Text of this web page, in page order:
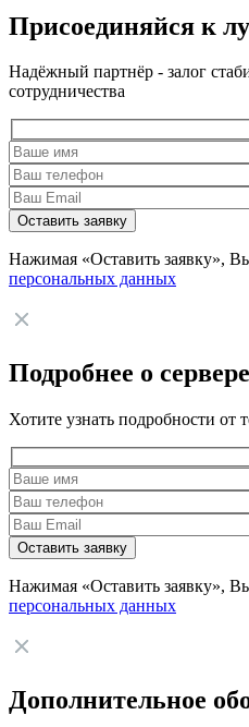
Присоединяйся к
Надёжный партнёр - залог
сотрудничества
Нажимая «Оставить заявку»,
персональных данных
Подробнее о сервере
Хотите узнать подробности от
Нажимая «Оставить заявку»,
персональных данных
Дополнительное